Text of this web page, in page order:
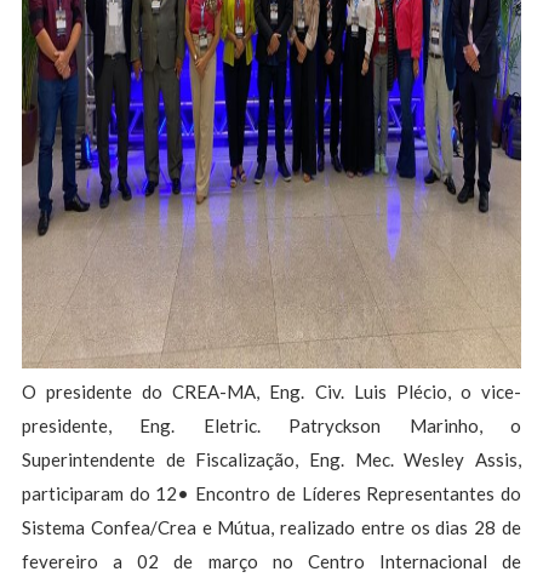
O presidente do CREA-MA, Eng. Civ. Luis Plécio, o vice-
presidente, Eng. Eletric. Patryckson Marinho, o
Superintendente de Fiscalização, Eng. Mec. Wesley Assis,
participaram do 12• Encontro de Líderes Representantes do
Sistema Confea/Crea e Mútua, realizado entre os dias 28 de
fevereiro a 02 de março no Centro Internacional de